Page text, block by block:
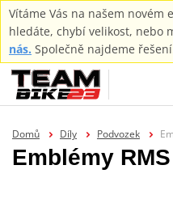
Vítáme Vás na našem novém
hledáte, chybí velikost, nebo
nás. Společně najdeme
Domů Díly Podvozek
Emblémy RMS